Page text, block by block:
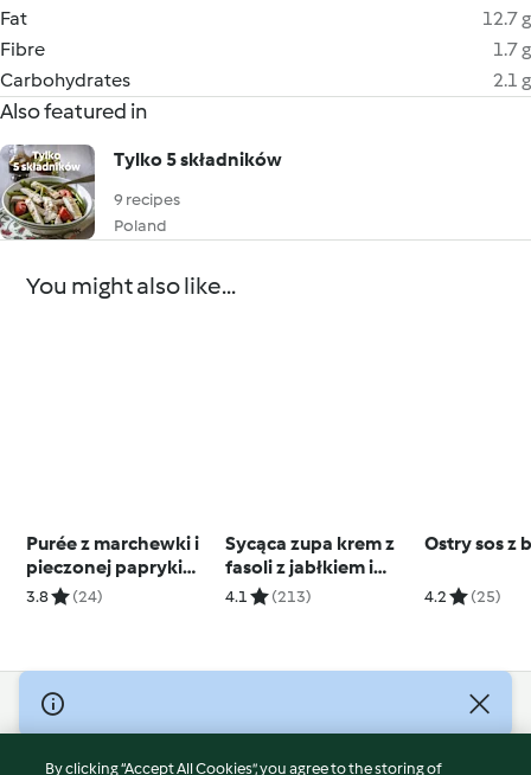
Fat
12.7 g
Fibre
1.7 g
Carbohydrates
2.1 g
Also featured in
Tylko 5 składników
9 recipes
Poland
You might also like...
Purée z marchewki i
pieczonej papryki
konserwowej
3.8 (24)
Sycąca zupa krem z
fasoli z jabłkiem i
majerankiem
4.1 (213)
Ostry sos z
4.2 (25)
© Copyright 2026
Terms of Service
By clicking “Accept All Cookies”, you agree to the storing of